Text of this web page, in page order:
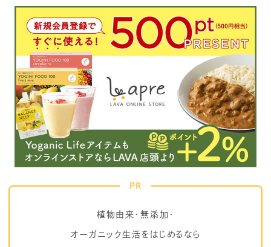
PR
植物由来・無添加・
オーガニック生活をはじめるなら